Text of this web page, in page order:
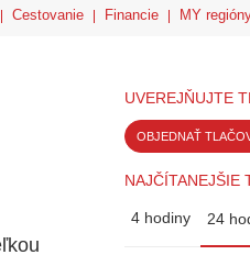
Cestovanie Financie MY
UVEREJŇUJTE
OBJEDNAŤ
NAJČÍTANEJŠIE
4 hodiny 24